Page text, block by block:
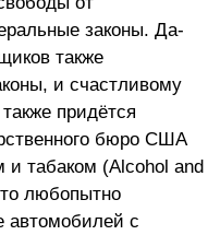
законы. Да-
также
и счастливому
придётся
бюро США
и табаком (Alcohol and
любопытно
автомобилей с